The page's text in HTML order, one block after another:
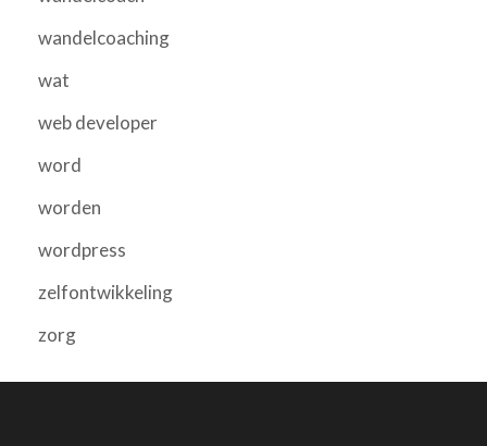
wandelcoaching
wat
web developer
word
worden
wordpress
zelfontwikkeling
zorg